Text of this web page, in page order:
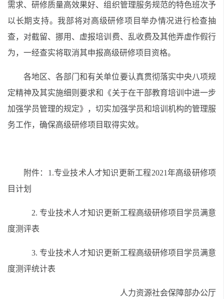
需求、研修质量高效果好、组织管理服务规范的特色班次予
以长期支持。我部将对高级研修项目举办情况进行检查抽
查，对截留、挪用、虚报培训费、乱收费及其他弄虚作假行
为，一经查实将取消其申报高级研修项目资格。
各地区、各部门和有关单位要认真贯彻落实中央八项规
定精神及其实施细则要求和《关于在干部教育培训中进一步
加强学员管理的规定》，切实加强学员和培训机构的管理服
务工作，确保高级研修项目取得实效。
附件：1.专业技术人才知识更新工程2021年高级研修项
目计划
2. 专业技术人才知识更新工程高级研修项目学员满意
度测评表
3. 专业技术人才知识更新工程高级研修项目学员满意
度测评统计表
人力资源社会保障部办公厅